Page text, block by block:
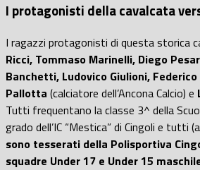
I protagonisti della cavalcata
I ragazzi protagonisti di questa storica
Ricci, Tommaso Marinelli, Diego
Banchetti, Ludovico Giulioni,
Pallotta (calciatore dell’Ancona Calcio) e
Tutti frequentano la classe 3^ della
grado dell’IC “Mestica” di Cingoli e tutti
sono tesserati della Polisportiva
squadre Under 17 e Under 15